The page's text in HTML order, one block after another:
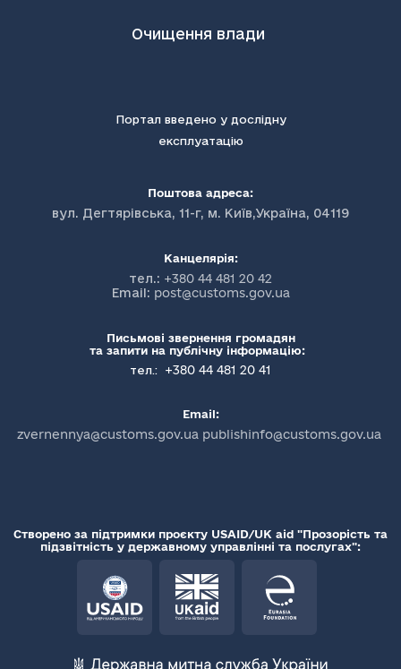
Очищення влади
Портал введено у дослідну
експлуатацію
Поштова адреса:
вул. Дегтярівська, 11-г, м. Київ,Україна, 04119
Канцелярія:
тел.: +380 44 481 20 42
Email: post@customs.gov.ua
Письмові звернення громадян
та запити на публічну інформацію:
тел.:
+380 44 481 20 41
Email:
zvernennya@customs.gov.ua publishinfo@customs.gov.ua
Створено за підтримки проєкту USAID/UK aid "Прозорість та
підзвітність у державному управлінні та послугах":